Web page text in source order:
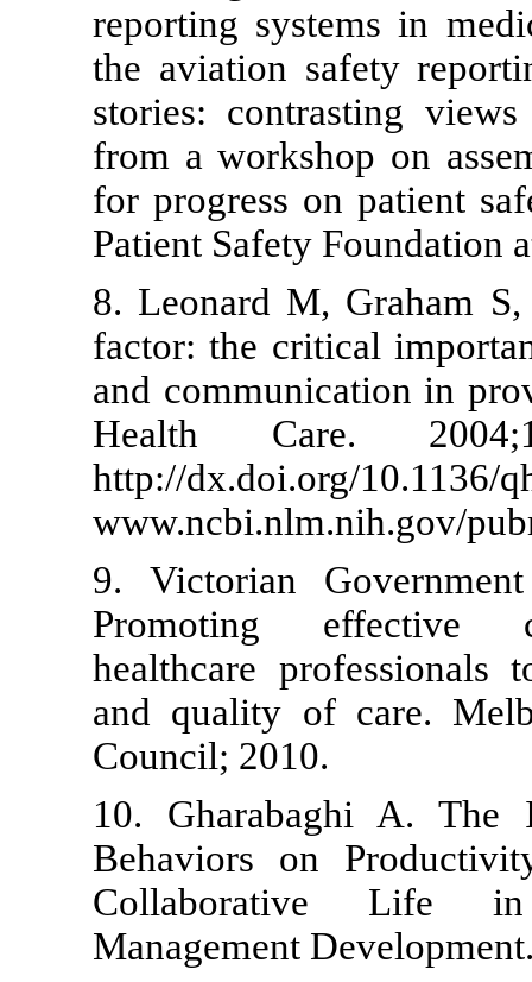
reporting
the aviation
stories:
from a
for progress
Patient
8. Leonard
factor: the
and
Health
http://
9.
healthcare
and quality
Council;
10.
Behaviors
Management